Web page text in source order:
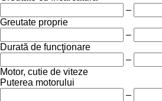
–
Greutate proprie
–
Durată de funcţionare
–
Motor, cutie de viteze
Puterea motorului
–